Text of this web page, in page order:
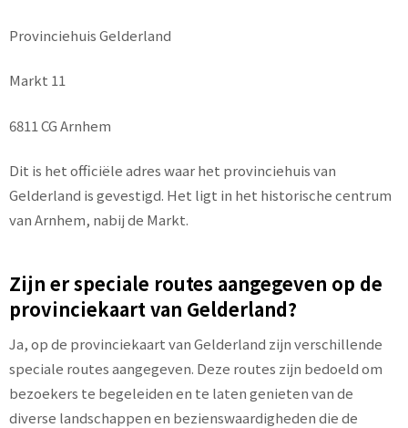
Provinciehuis Gelderland
Markt 11
6811 CG Arnhem
Dit is het officiële adres waar het provinciehuis van
Gelderland is gevestigd. Het ligt in het historische centrum
van Arnhem, nabij de Markt.
Zijn er speciale routes aangegeven op de
provinciekaart van Gelderland?
Ja, op de provinciekaart van Gelderland zijn verschillende
speciale routes aangegeven. Deze routes zijn bedoeld om
bezoekers te begeleiden en te laten genieten van de
diverse landschappen en bezienswaardigheden die de